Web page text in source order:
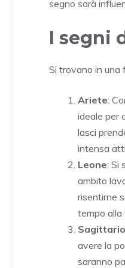
segno sarà
I segni
Si trovano in una
Ariete:
ideale per
lasci
intensa
Leone: Si
ambito
risentirne
tempo alla
Sagittario
avere la
saranno